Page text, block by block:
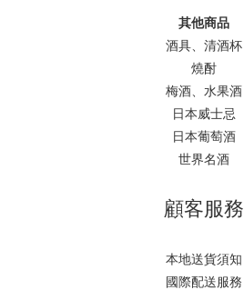
其他商品
酒具、清酒杯
燒酎
梅酒、水果酒
日本威士忌
日本葡萄酒
世界名酒
顧客服務
本地送貨須知
國際配送服務